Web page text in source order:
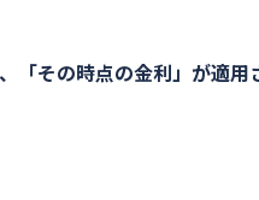
「その時点の金利」が適